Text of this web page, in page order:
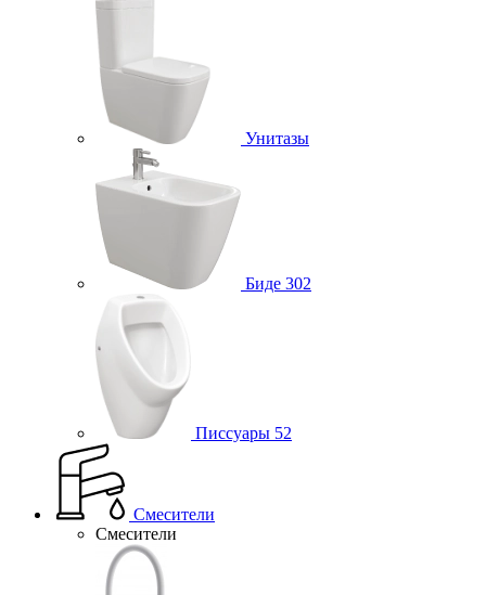
Унитазы
Биде 302
Писсуары 52
Смесители
Смесители